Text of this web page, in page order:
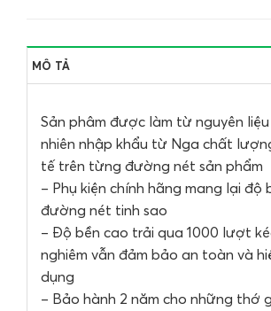
MÔ TẢ
Sản phâm được làm từ nguyên
nhiên nhập khẩu từ Nga chất
tế trên từng đường nét sản phẩm
– Phụ kiện chính hãng mang lại độ
đường nét tinh sao
– Độ bền cao trải qua 1000 lượt
nghiêm vẫn đảm bảo an toàn và
dụng
– Bảo hành 2 năm cho những thớ